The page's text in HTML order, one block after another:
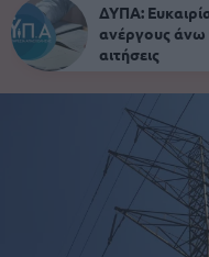
ΔΥΠΑ:
ανέργους άνω
αιτήσεις